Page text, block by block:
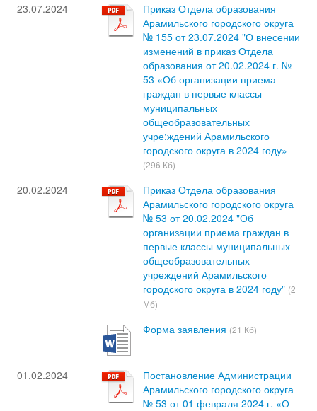
23.07.2024
Приказ Отдела образования
Арамильского городского округа
№ 155 от 23.07.2024 "О внесении
изменений в приказ Отдела
образования от 20.02.2024 г. №
53 «Об организации приема
граждан в первые классы
муниципальных
общеобразовательных
учре:ждений Арамильского
городского округа в 2024 году»
(296 Кб)
20.02.2024
Приказ Отдела образования
Арамильского городского округа
№ 53 от 20.02.2024 "Об
организации приема граждан в
первые классы муниципальных
общеобразовательных
учреждений Арамильского
городского округа в 2024 году" (2
Мб)
Форма заявления (21 Кб)
01.02.2024
Постановление Администрации
Арамильского городского округа
№ 53 от 01 февраля 2024 г. «О